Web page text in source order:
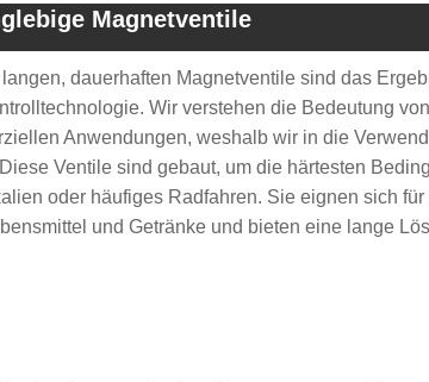
Magnetventile
dauerhaften Magnetventile sind das
Wir verstehen die Bedeutung
Anwendungen, weshalb wir in die
Ventile sind gebaut, um die härtesten
oder häufiges Radfahren. Sie eignen sich
und Getränke und bieten eine lange